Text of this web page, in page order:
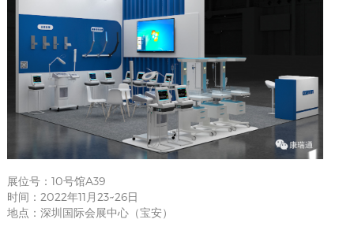
展位号：10号馆A39
时间：2022年11月23~26日
地点：深圳国际会展中心（宝安）